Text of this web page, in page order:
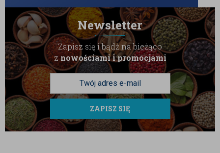
chłodnym miejscu, w szczelnie zamkniętym
opakowaniu.
Newsletter
Zapisz się i bądź na bieżąco
znowościami i promocjami
ZAPISZ SIĘ